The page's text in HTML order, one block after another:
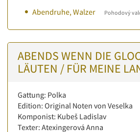
Abendruhe, Walzer
Pohodový
ABENDS WENN DIE
LÄUTEN / FÜR MEINE
Gattung: Polka
Edition: Original Noten von Veselka
Komponist: Kubeš Ladislav
Texter: Atexingerová Anna